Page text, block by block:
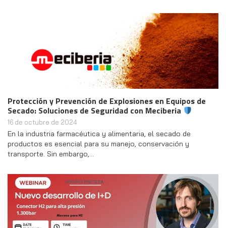
Protección y Prevención de Explosiones en Equipos de
Secado: Soluciones de Seguridad con Meciberia
16 de octubre de 2024
En la industria farmacéutica y alimentaria, el secado de
productos es esencial para su manejo, conservación y
transporte. Sin embargo,…